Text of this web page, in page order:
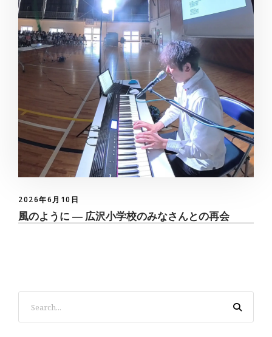
2026年6月10日
風のように ― 広沢小学校のみなさんとの再会